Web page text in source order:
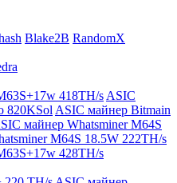
Blake2B RandomX
418TH/s ASIC
820KSol ASIC майнер Bitmain
майнер Whatsminer M64S
M64S 18.5W 222TH/s
428TH/s